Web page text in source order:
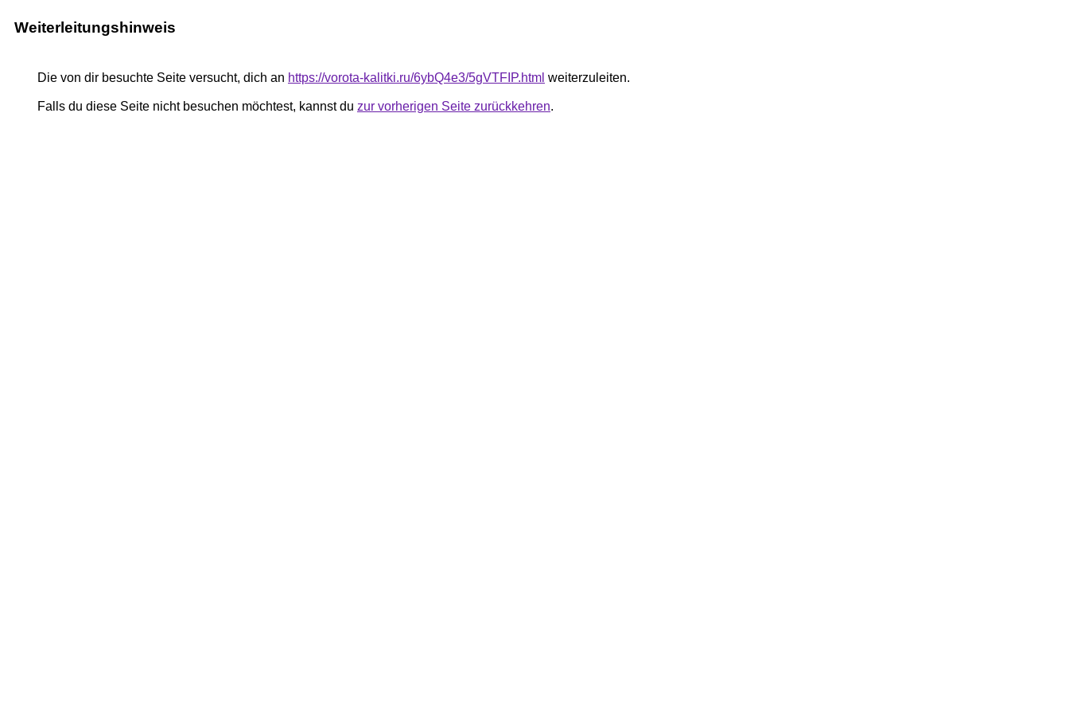
Weiterleitungshinweis
Die von dir besuchte Seite versucht, dich an https://vorota-kalitki.ru/6ybQ4e3/5gVTFIP.html weiterzuleiten.
Falls du diese Seite nicht besuchen möchtest, kannst du zur vorherigen Seite zurückkehren.